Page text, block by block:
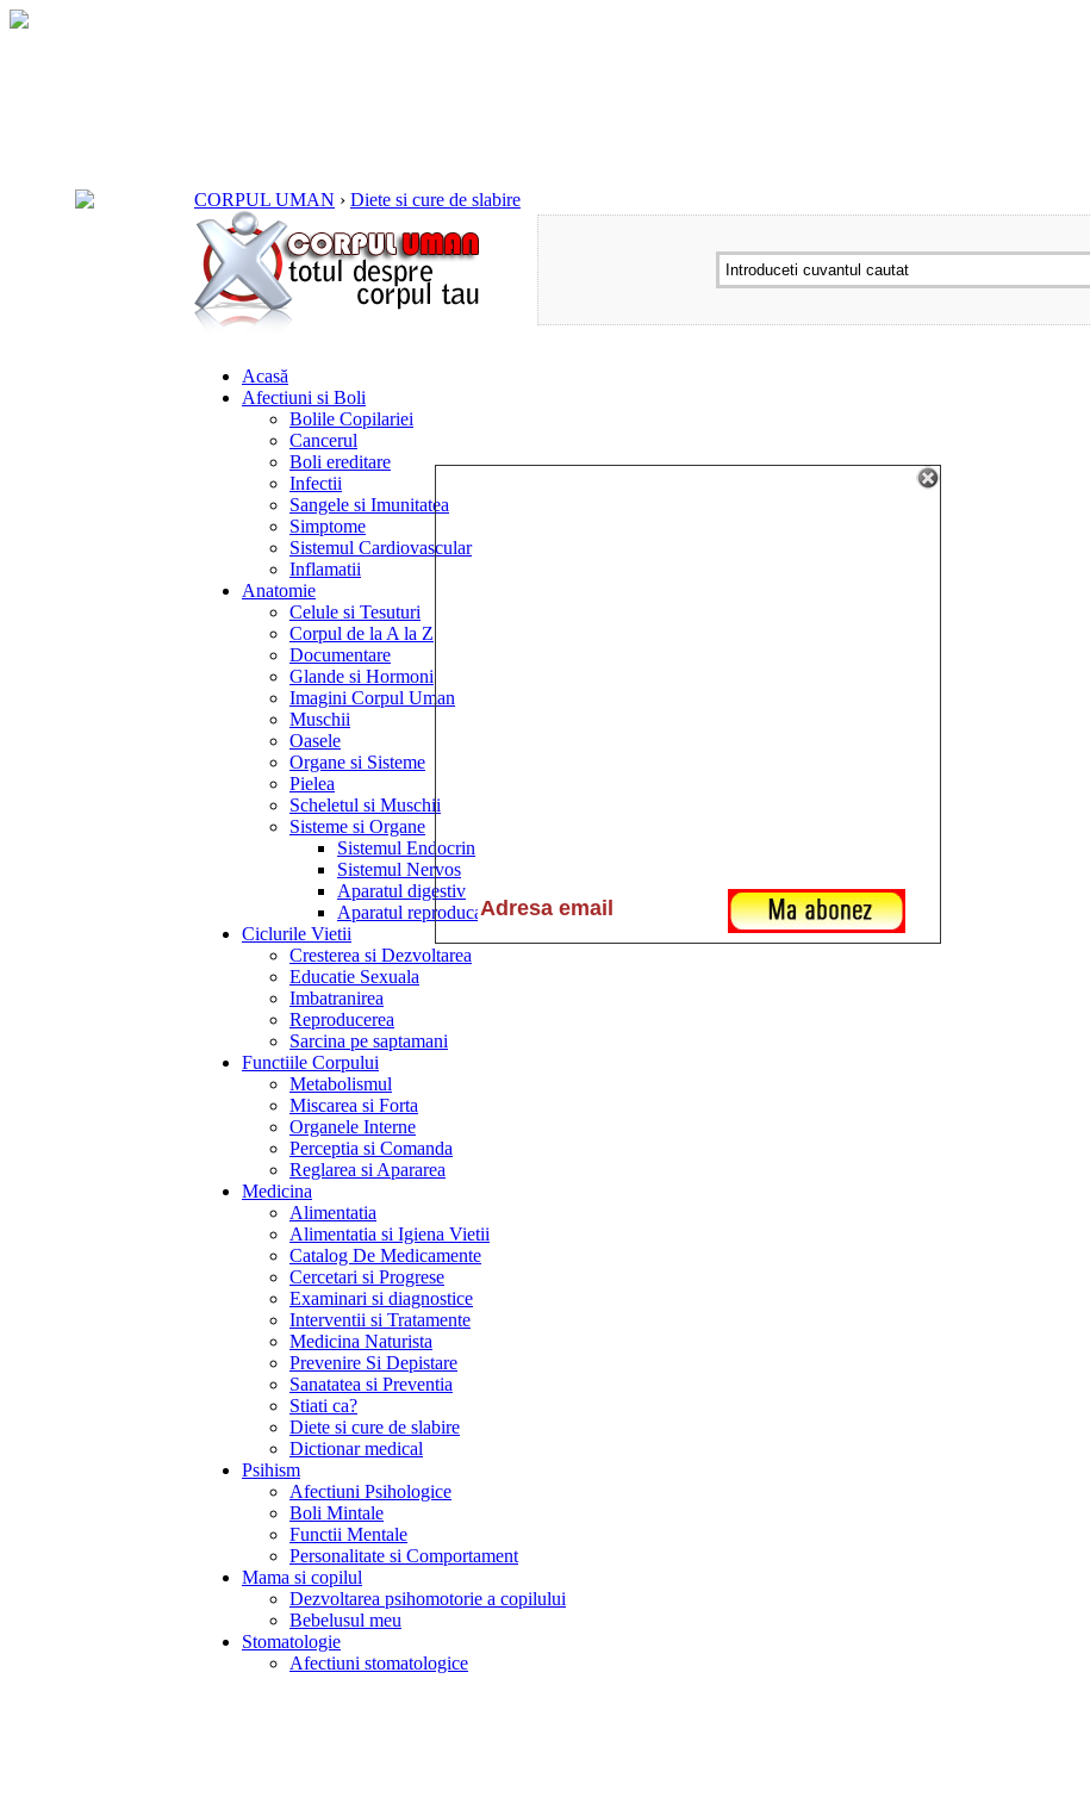
CORPUL UMAN › Diete si cure de slabire
Acasă
Afectiuni si Boli
Bolile Copilariei
Cancerul
Boli ereditare
Infectii
Sangele si Imunitatea
Simptome
Sistemul Cardiovascular
Inflamatii
Anatomie
Celule si Tesuturi
Corpul de la A la Z
Documentare
Glande si Hormoni
Imagini Corpul Uman
Muschii
Oasele
Organe si Sisteme
Pielea
Scheletul si Muschii
Sisteme si Organe
Sistemul Endocrin
Sistemul Nervos
Aparatul digestiv
Aparatul reproducator
Ciclurile Vietii
Cresterea si Dezvoltarea
Educatie Sexuala
Imbatranirea
Reproducerea
Sarcina pe saptamani
Functiile Corpului
Metabolismul
Miscarea si Forta
Organele Interne
Perceptia si Comanda
Reglarea si Apararea
Medicina
Alimentatia
Alimentatia si Igiena Vietii
Catalog De Medicamente
Cercetari si Progrese
Examinari si diagnostice
Interventii si Tratamente
Medicina Naturista
Prevenire Si Depistare
Sanatatea si Preventia
Stiati ca?
Diete si cure de slabire
Dictionar medical
Psihism
Afectiuni Psihologice
Boli Mintale
Functii Mentale
Personalitate si Comportament
Mama si copilul
Dezvoltarea psihomotorie a copilului
Bebelusul meu
Stomatologie
Afectiuni stomatologice